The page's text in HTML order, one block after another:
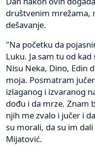
društvenim mrežama,
dešavanje.
"Na početku da
Luku. Ja sam tu od
Nisu Neka, Dino, Edin
moja. Posmatram
izlaganog i izvaranog
dođu i da mrze. Znam
njih me zvalo i jučer i
su morali, da su im
Mijatović.